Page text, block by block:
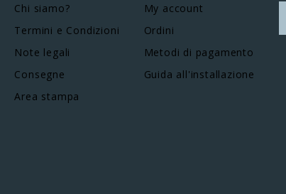
Chi siamo?
Termini e Condizioni
Note legali
Consegne
Area stampa
My account
Ordini
Metodi di pagamento
Guida all'installazione